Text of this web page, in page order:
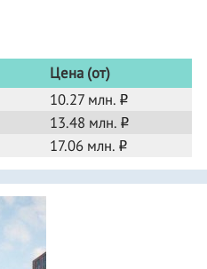
Цена (от)
10.27 млн. o
13.48 млн. o
17.06 млн. o